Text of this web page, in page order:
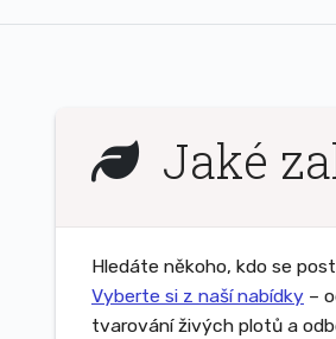
Jaké
Hledáte někoho, kdo se
Vyberte si z naší nabídky –
tvarování živých plotů a